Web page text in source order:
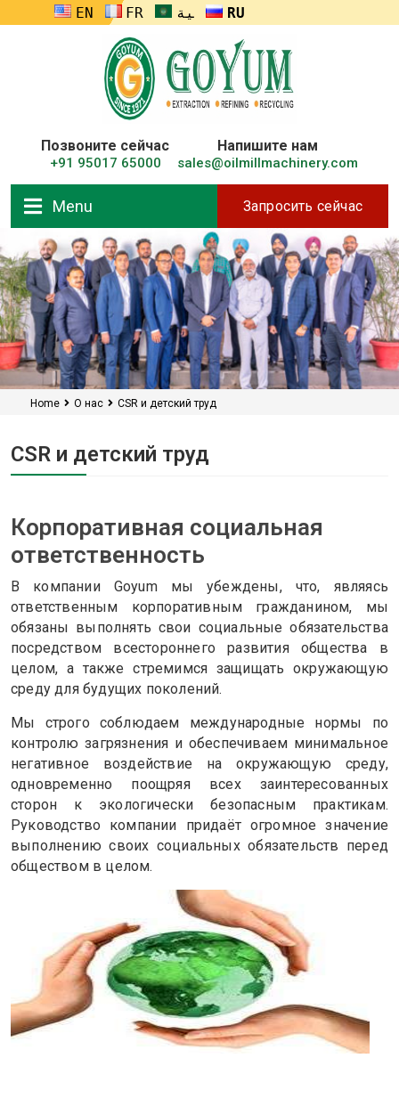
ENGLISHFRANÇAISالعربيةRUSSIA
Позвоните сейчас
+91 95017 65000
Напишите нам
sales@oilmillmachinery.com
Menu Запросить сейчас
Home О нас CSR и детский труд
CSR и детский труд
Корпоративная социальная
ответственность
В компании Goyum мы убеждены, что, являясь
ответственным корпоративным гражданином, мы
обязаны выполнять свои социальные обязательства
посредством всестороннего развития общества в
целом, а также стремимся защищать окружающую
среду для будущих поколений.
Мы строго соблюдаем международные нормы по
контролю загрязнения и обеспечиваем минимальное
негативное воздействие на окружающую среду,
одновременно поощряя всех заинтересованных
сторон к экологически безопасным практикам.
Руководство компании придаёт огромное значение
выполнению своих социальных обязательств перед
обществом в целом.